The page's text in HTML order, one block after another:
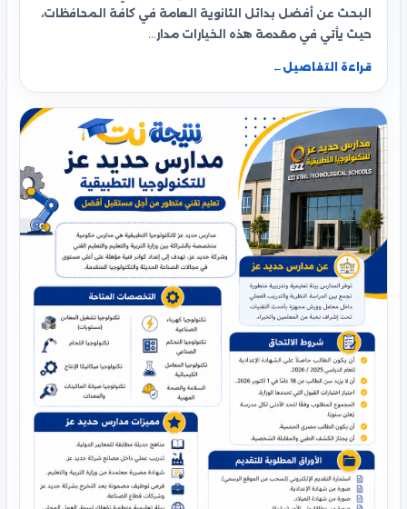
البحث عن أفضل بدائل الثانوية العامة في كافة المحافظات،
حيث يأتي في مقدمة هذه الخيارات مدار…
قراءة التفاصيل ←